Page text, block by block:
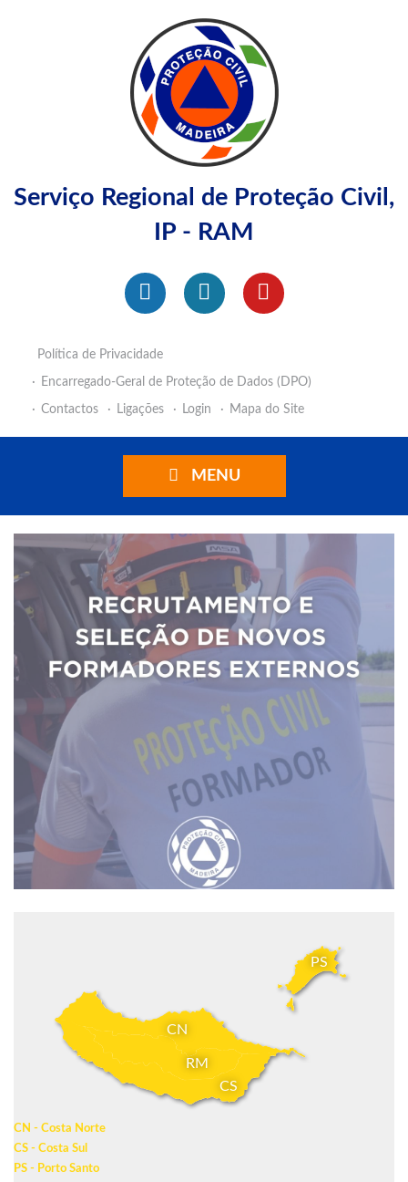
Serviço Regional de Proteção Civil,
IP - RAM
Política de Privacidade
Encarregado-Geral de Proteção de Dados (DPO)
Contactos
Ligações Login Mapa do Site
MENU
CN
CS
PS
RM
CN - Costa Norte
CS - Costa Sul
PS - Porto Santo